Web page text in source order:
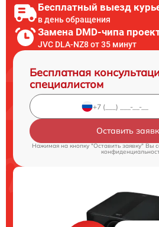
Бесплатный выезд
в день обращения
Замена DMD-чипа
JVC DLA-NZ8 от 35 минут
Бесплатная
специалистом
Оставить
Нажимая на кнопку "Оставить заявку" Вы